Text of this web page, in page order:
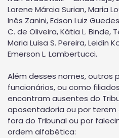
Lorene Márcia Surian, Maria
Inês Zanini, Edson Luiz
C. de Oliveira, Kátia L. Binde,
Maria Luisa S. Pereira, Leidin
Emerson L. Lambertucci.
Além desses nomes, outros
funcionários, ou como
encontram ausentes do
aposentadoria ou por terem
fora do Tribunal ou por
ordem alfabética: